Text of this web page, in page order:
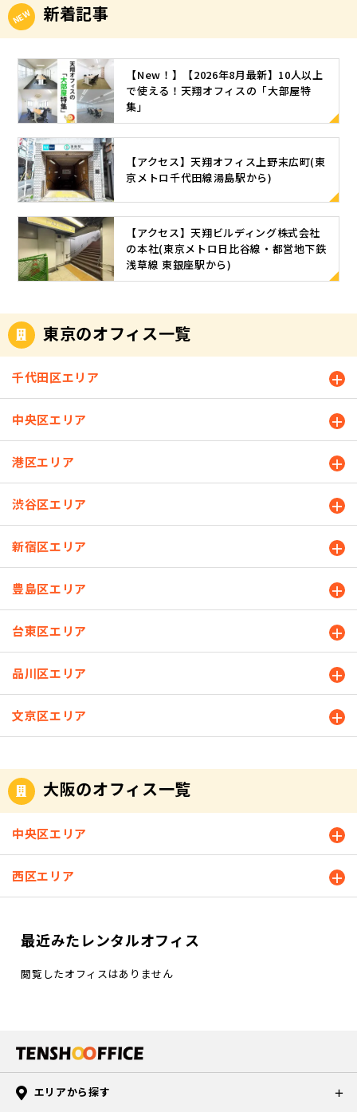
新着記事
【New！】【2026年8月最新】10人以上
で使える！天翔オフィスの「大部屋特
集」
【アクセス】天翔オフィス上野末広町(東
京メトロ千代田線湯島駅から)
【アクセス】天翔ビルディング株式会社
の本社(東京メトロ日比谷線・都営地下鉄
浅草線 東銀座駅から)
東京のオフィス一覧
千代田区エリア
中央区エリア
港区エリア
渋谷区エリア
新宿区エリア
豊島区エリア
台東区エリア
品川区エリア
文京区エリア
大阪のオフィス一覧
中央区エリア
西区エリア
最近みたレンタルオフィス
閲覧したオフィスはありません
エリアから探す